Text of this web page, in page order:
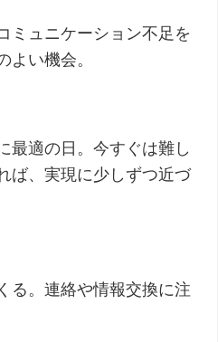
ミュニケーション不足を
よい機会。
最適の日。今すぐは難し
ば、実現に少しずつ近づ
る。連絡や情報交換に注